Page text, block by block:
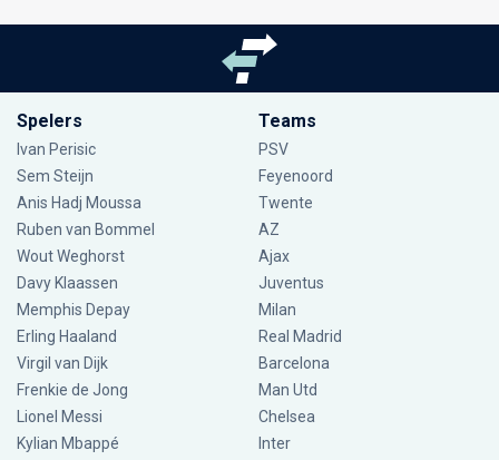
Spelers
Ivan Perisic
Sem Steijn
Anis Hadj Moussa
Ruben van Bommel
Wout Weghorst
Davy Klaassen
Memphis Depay
Erling Haaland
Virgil van Dijk
Frenkie de Jong
Lionel Messi
Kylian Mbappé
Teams
PSV
Feyenoord
Twente
AZ
Ajax
Juventus
Milan
Real Madrid
Barcelona
Man Utd
Chelsea
Inter